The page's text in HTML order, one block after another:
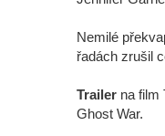
Nemilé
řadách zrušil
Trailer na film
Ghost War.